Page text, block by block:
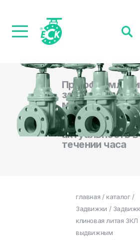
При
заказа на
менеджеры
продаж
подтверждают
актуальность в
течении часа
главная / каталог/
Задвижки /
клиновая литая ЗКЛ
выдвижным